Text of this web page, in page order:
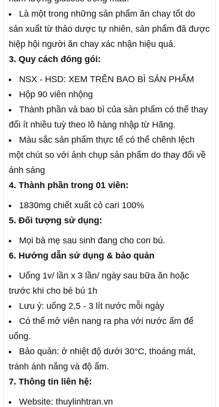
Là một trong những sản phẩm ăn chay tốt do
sản xuất từ thảo dược tự nhiên, sản phẩm đã được
hiệp hội người ăn chay xác nhận hiệu quả.
3. Quy cách đóng gói:
NSX - HSD: XEM TRÊN BAO BÌ SẢN PHẨM
Hộp 90 viên nhộng
Thành phần và bao bì của sản phẩm có thể thay
đổi ít nhiều tuỳ theo lô hàng nhập từ Hãng.
Màu sắc sản phẩm thực tế có thể chênh lệch
một chút so với ảnh chụp sản phẩm do thay đổi về
ánh sáng
4. Thành phần trong 01 viên:
1830mg chiết xuất cỏ cari 100%
5. Đối tượng sử dụng:
Mọi bà mẹ sau sinh đang cho con bú.
6. Hướng dẫn sử dụng & bảo quản
Uống 1v/ lần x 3 lần/ ngày sau bữa ăn hoặc
trước khi cho bé bú 1h
Lưu ý: uống 2,5 - 3 lít nước mỗi ngày
Có thể mở viên nang ra pha với nước ấm để
uống.
Bảo quản: ở nhiệt độ dưới 30°C, thoáng mát,
tránh ánh nắng và độ ẩm.
7. Thông tin liên hệ:
Website: thuylinhtran.vn